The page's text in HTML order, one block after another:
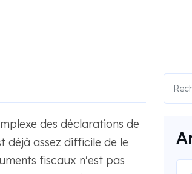
des déclarations de
déjà assez difficile de le
fiscaux n'est pas